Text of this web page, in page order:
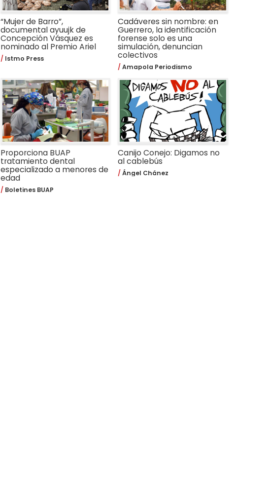
“Mujer de Barro”,
documental ayuujk de
Concepción Vásquez es
nominado al Premio Ariel
Istmo Press
Cadáveres sin nombre: en
Guerrero, la identificación
forense solo es una
simulación, denuncian
colectivos
Amapola Periodismo
Proporciona BUAP
tratamiento dental
especializado a menores de
edad
Boletines BUAP
Canijo Conejo: Digamos no
al cablebús
Ángel Chánez